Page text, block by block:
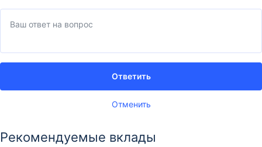
Отменить
Ответить
Рекомендуемые вклады